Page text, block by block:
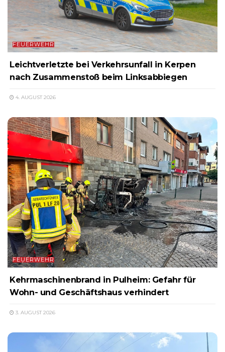
FEUERWEHR
Leichtverletzte bei Verkehrsunfall in Kerpen
nach Zusammenstoß beim Linksabbiegen
4. AUGUST 2026
FEUERWEHR
Kehrmaschinenbrand in Pulheim: Gefahr für
Wohn- und Geschäftshaus verhindert
3. AUGUST 2026